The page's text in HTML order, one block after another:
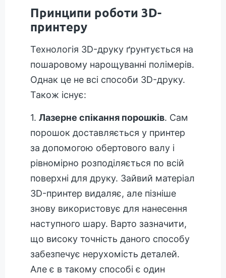
Принципи роботи 3D-
принтеру
Технологія 3D-друку ґрунтується на
пошаровому нарощуванні полімерів.
Однак це не всі способи 3D-друку.
Також існує:
1. Лазерне спікання порошків. Сам
порошок доставляється у принтер
за допомогою обертового валу і
рівномірно розподіляється по всій
поверхні для друку. Зайвий матеріал
3D-принтер видаляє, але пізніше
знову використовує для нанесення
наступного шару. Варто зазначити,
що високу точність даного способу
забезпечує нерухомість деталей.
Але є в такому способі є один